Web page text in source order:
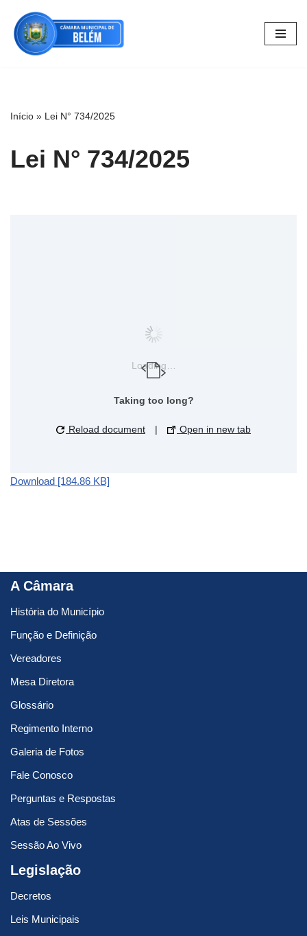
Pular
para
Início » Lei N° 734/2025
Lei N° 734/2025
Loading…
Taking too long?
Reload document | Open in new tab
Download [184.86 KB]
A Câmara
História do Município
Função e Definição
Vereadores
Mesa Diretora
Glossário
Regimento Interno
Galeria de Fotos
Fale Conosco
Perguntas e Respostas
Atas de Sessões
Sessão Ao Vivo
Legislação
Decretos
Leis Municipais